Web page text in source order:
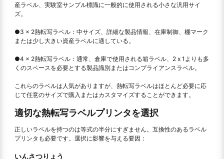
産ラベル、実験室サンプル標識に一般的に使用される小さな汎用サイ
ズ。
●3 x 2熱転写ラベル：中サイズ、詳細な製品情報、在庫制御、棚マーク
または少し大きい資産ラベルに適している。
●4 x 2熱転写ラベル：通常、倉庫で使用される箱ラベル、2 x 1よりも多
くのスペースを必要とする製品識別またはコンプライアンスラベル。
これらのラベルは人気がありますが、熱転写ラベルはほとんど必要に応
じて任意のサイズで購入またはカスタマイズすることができます。
適切な熱転写ラベルプリンタを選択
正しいラベルを持つのは等式の半分にすぎません。互換性のあるラベル
プリンタも必要です。選択に影響を与える要因：
いんさつりょう